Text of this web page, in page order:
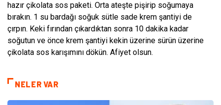
hazır çikolata sos paketi. Orta ateşte pişirip soğumaya
bırakın. 1 su bardağı soğuk sütle sade krem şantiyi de
çırpın. Keki fırından çıkardıktan sonra 10 dakika kadar
soğutun ve önce krem şantiyi kekin üzerine sürün üzerine
çikolata sos karışımını dökün. Afiyet olsun.
NELER VAR